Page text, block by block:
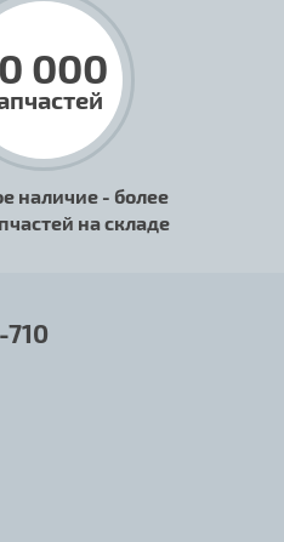
000
наличие - более
на складе